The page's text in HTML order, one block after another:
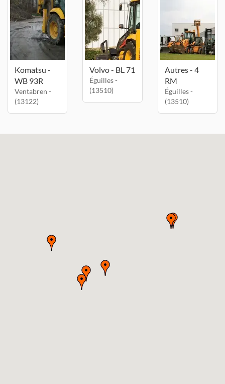
Komatsu -
WB 93R
Ventabren -
(13122)
Volvo - BL 71
Éguilles -
(13510)
Autres - 4
RM
Éguilles -
(13510)